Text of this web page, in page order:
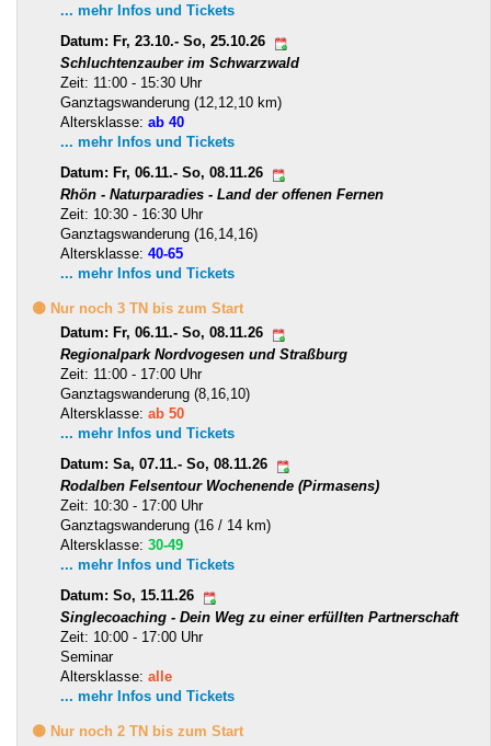
... mehr Infos und Tickets
Datum: Fr, 23.10.- So, 25.10.26
Schluchtenzauber im Schwarzwald
Zeit: 11:00 - 15:30 Uhr
Ganztagswanderung (12,12,10 km)
Altersklasse: ab 40
... mehr Infos und Tickets
Datum: Fr, 06.11.- So, 08.11.26
Rhön - Naturparadies - Land der offenen Fernen
Zeit: 10:30 - 16:30 Uhr
Ganztagswanderung (16,14,16)
Altersklasse: 40-65
... mehr Infos und Tickets
🟡 Nur noch 3 TN bis zum Start
Datum: Fr, 06.11.- So, 08.11.26
Regionalpark Nordvogesen und Straßburg
Zeit: 11:00 - 17:00 Uhr
Ganztagswanderung (8,16,10)
Altersklasse: ab 50
... mehr Infos und Tickets
Datum: Sa, 07.11.- So, 08.11.26
Rodalben Felsentour Wochenende (Pirmasens)
Zeit: 10:30 - 17:00 Uhr
Ganztagswanderung (16 / 14 km)
Altersklasse: 30-49
... mehr Infos und Tickets
Datum: So, 15.11.26
Singlecoaching - Dein Weg zu einer erfüllten Partnerschaft
Zeit: 10:00 - 17:00 Uhr
Seminar
Altersklasse: alle
... mehr Infos und Tickets
🟡 Nur noch 2 TN bis zum Start